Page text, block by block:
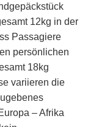
12kg in der
Passagiere
persönlichen
18kg
variieren die
– Afrika